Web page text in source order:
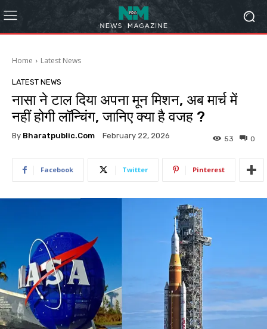
Home Latest News
LATEST NEWS
नासा ने टाल दिया अपना मून मिशन, अब मार्च में
नहीं होगी लॉन्चिंग, जानिए क्‍या है वजह ?
By Bharatpublic.com February 22, 2026 0
53
Facebook Twitter Pinterest